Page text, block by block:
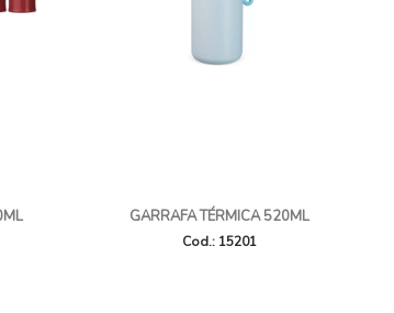
GARRAFA TÉRMICA 520ML
Cod.: 15201